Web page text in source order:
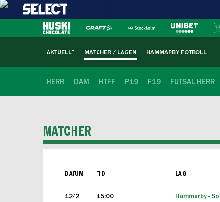
AKTUELLT MATCHER / LAGEN HAMMARBY FOTBOLL
HERR DAM HTFF P19 F19 FUTSAL HERR
MATCHER
DATUM TID LAG
12/2 15:00 Hammarby -